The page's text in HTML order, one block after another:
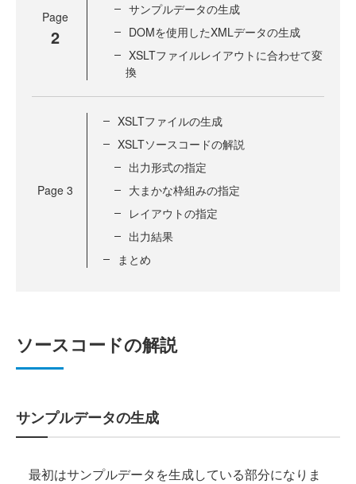
Page
2
サンプルデータの生成
DOMを使用したXMLデータの生成
XSLTファイルレイアウトに合わせて変
換
Page 3
XSLTファイルの生成
XSLTソースコードの解説
出力形式の指定
大まかな枠組みの指定
レイアウトの指定
出力結果
まとめ
ソースコードの解説
サンプルデータの生成
最初はサンプルデータを生成している部分になりま